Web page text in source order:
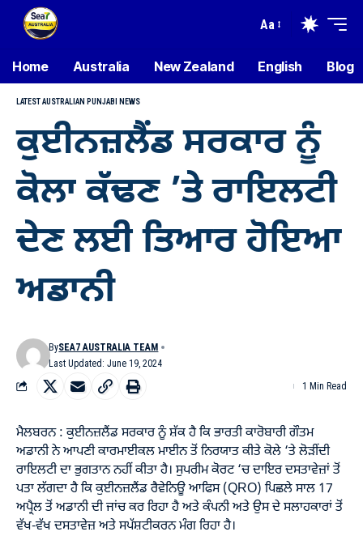
Aa
Home Australia New Zealand English Blog
LATEST AUSTRALIAN PUNJABI NEWS
ਕੁਈਨਜ਼ਲੈਂਡ ਸਰਕਾਰ ਨੂੰ
ਕੋਲਾ ਕੱਢਣ ’ਤੇ ਰਾਇਲਟੀ
ਦੇਣ ਲਈ ਤਿਆਰ ਹੋਇਆ
ਅਡਾਨੀ
Last Updated: June 19, 2024
BySEA7 AUSTRALIA TEAM
1 Min Read
ਮੈਲਬਰਨ : ਕੁਈਨਜ਼ਲੈਂਡ ਸਰਕਾਰ ਨੂੰ ਸ਼ੱਕ ਹੈ ਕਿ ਭਾਰਤੀ ਕਾਰੋਬਾਰੀ ਗੌਤਮ
ਅਡਾਨੀ ਨੇ ਆਪਣੀ ਕਾਰਮਾਈਕਲ ਮਾਈਨ ਤੋਂ ਨਿਰਯਾਤ ਕੀਤੇ ਕੋਲੇ ‘ਤੇ ਲੋੜੀਂਦੀ
ਰਾਇਲਟੀ ਦਾ ਭੁਗਤਾਨ ਨਹੀਂ ਕੀਤਾ ਹੈ। ਸੁਪਰੀਮ ਕੋਰਟ ‘ਚ ਦਾਇਰ ਦਸਤਾਵੇਜ਼ਾਂ ਤੋਂ
ਪਤਾ ਲੱਗਦਾ ਹੈ ਕਿ ਕੁਈਨਜ਼ਲੈਂਡ ਰੈਵੇਨਿਊ ਆਫਿਸ (QRO) ਪਿਛਲੇ ਸਾਲ 17
ਅਪ੍ਰੈਲ ਤੋਂ ਅਡਾਨੀ ਦੀ ਜਾਂਚ ਕਰ ਰਿਹਾ ਹੈ ਅਤੇ ਕੰਪਨੀ ਅਤੇ ਉਸ ਦੇ ਸਲਾਹਕਾਰਾਂ ਤੋਂ
ਵੱਖ-ਵੱਖ ਦਸਤਾਵੇਜ਼ ਅਤੇ ਸਪੱਸ਼ਟੀਕਰਨ ਮੰਗ ਰਿਹਾ ਹੈ।